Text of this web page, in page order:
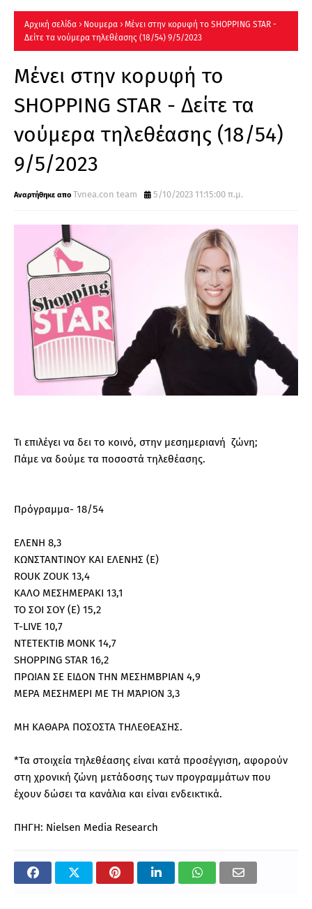
Αρχική σελίδα Νουμερα
Μένει στην κορυφή το SHOPPING STAR -
Δείτε τα νούμερα τηλεθέασης (18/54) 9/5/2023
Μένει στην κορυφή το
SHOPPING STAR - Δείτε τα
νούμερα τηλεθέασης (18/54)
9/5/2023
Tvnea.con team 5/10/2023 11:15:00 π.μ.
Τι επιλέγει να δει το κοινό, στην μεσημεριανή ζώνη;
Πάμε να δούμε τα ποσοστά τηλεθέασης.
Πρόγραμμα- 18/54
ΕΛΕΝΗ 8,3
ΚΩΝΣΤΑΝΤΙΝΟΥ ΚΑΙ ΕΛΕΝΗΣ (Ε)
ROUK ZOUK 13,4
ΚΑΛΟ ΜΕΣΗΜΕΡΑΚΙ 13,1
ΤΟ ΣΟΙ ΣΟΥ (Ε) 15,2
T-LIVE 10,7
ΝΤΕΤΕΚΤΙΒ ΜΟΝΚ 14,7
SHOPPING STAR 16,2
ΠΡΩΙΑΝ ΣΕ ΕΙΔΟΝ ΤΗΝ ΜΕΣΗΜΒΡΙΑΝ 4,9
ΜΕΡΑ ΜΕΣΗΜΕΡΙ ΜΕ ΤΗ ΜΆΡΙΟΝ 3,3
ΜΗ ΚΑΘΑΡΑ ΠΟΣΟΣΤΑ ΤΗΛΕΘΕΑΣΗΣ.
*Τα στοιχεία τηλεθέασης είναι κατά προσέγγιση, αφορούν
στη χρονική ζώνη μετάδοσης των προγραμμάτων που
έχουν δώσει τα κανάλια και είναι ενδεικτικά.
ΠΗΓΗ: Nielsen Media Research